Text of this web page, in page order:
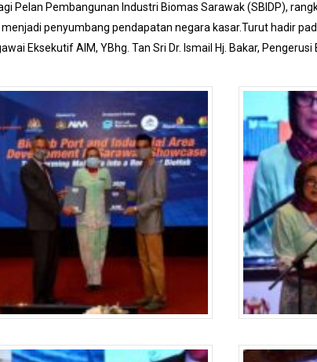
Pelan Pembangunan Industri Biomas Sarawak (SBIDP),
penyumbang pendapatan negara kasar.Turut hadir
Eksekutif AIM, YBhg. Tan Sri Dr. Ismail Hj. Bakar, Pengerusi